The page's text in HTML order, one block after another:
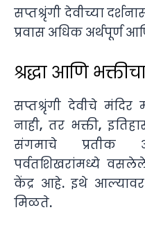
सप्तश्रृंगी देवीच्या
प्रवास अधिक अर्थपूर्ण
श्रद्धा आणि
सप्तश्रृंगी देवीचे
नाही, तर भक्ती,
संगमाचे प्रतीक
पर्वतशिखरांमध्ये
केंद्र आहे. इथे
मिळते.